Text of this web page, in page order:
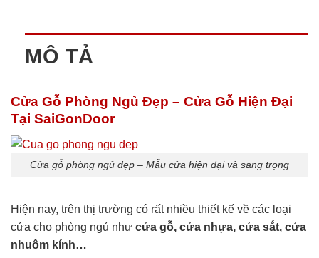
MÔ TẢ
Cửa Gỗ Phòng Ngủ Đẹp – Cửa Gỗ Hiện Đại
Tại SaiGonDoor
Cửa gỗ phòng ngủ đẹp – Mẫu cửa hiện đại và sang trọng
Hiện nay, trên thị trường có rất nhiều thiết kế về các loại
cửa cho phòng ngủ như cửa gỗ, cửa nhựa, cửa sắt, cửa
nhuôm kính…